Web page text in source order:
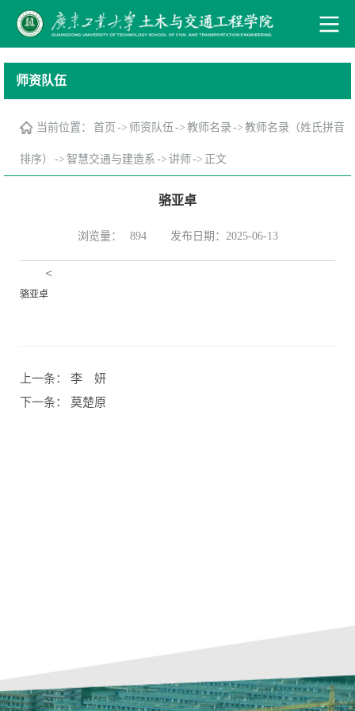
师资队伍
当前位置： 首页 -> 师资队伍 -> 教师名录 -> 教师名录（姓氏拼音
排序） -> 智慧交通与建造系 -> 讲师-> 正文
骆亚卓
浏览量： 894 发布日期：2025-06-13
<
骆亚卓
上一条： 李 妍
下一条： 莫楚原